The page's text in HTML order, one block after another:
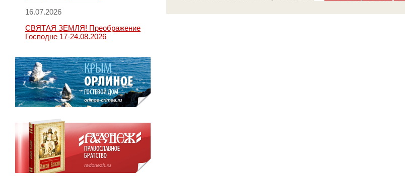
16.07.2026
СВЯТАЯ ЗЕМЛЯ! Преображение
Господне 17-24.08.2026